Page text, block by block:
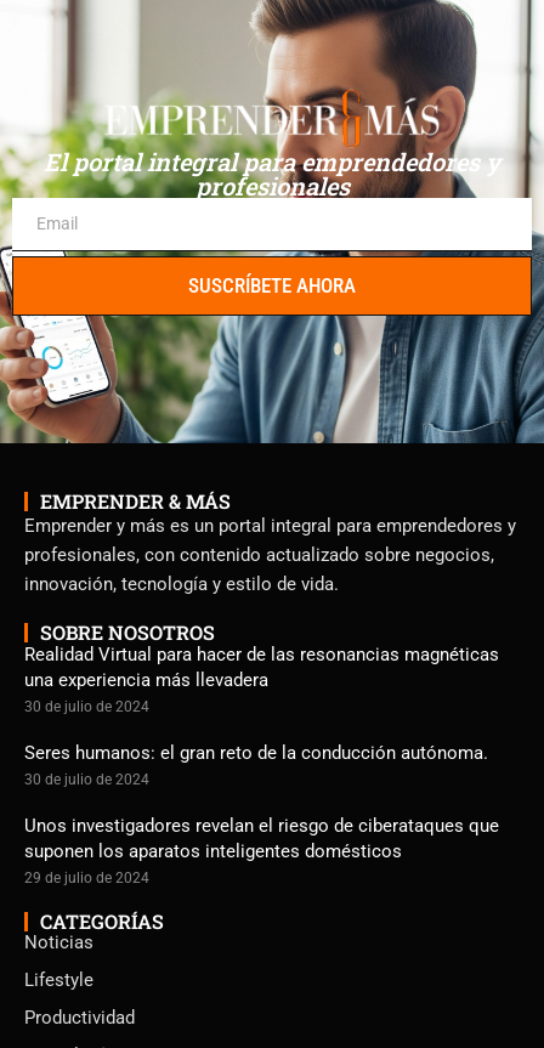
El portal integral para emprendedores y
profesionales
SUSCRÍBETE AHORA
EMPRENDER & MÁS
Emprender y más es un portal integral para emprendedores y
profesionales, con contenido actualizado sobre negocios,
innovación, tecnología y estilo de vida.
SOBRE NOSOTROS
Realidad Virtual para hacer de las resonancias magnéticas
una experiencia más llevadera
30 de julio de 2024
Seres humanos: el gran reto de la conducción autónoma.
30 de julio de 2024
Unos investigadores revelan el riesgo de ciberataques que
suponen los aparatos inteligentes domésticos
29 de julio de 2024
CATEGORÍAS
Noticias
Lifestyle
Productividad